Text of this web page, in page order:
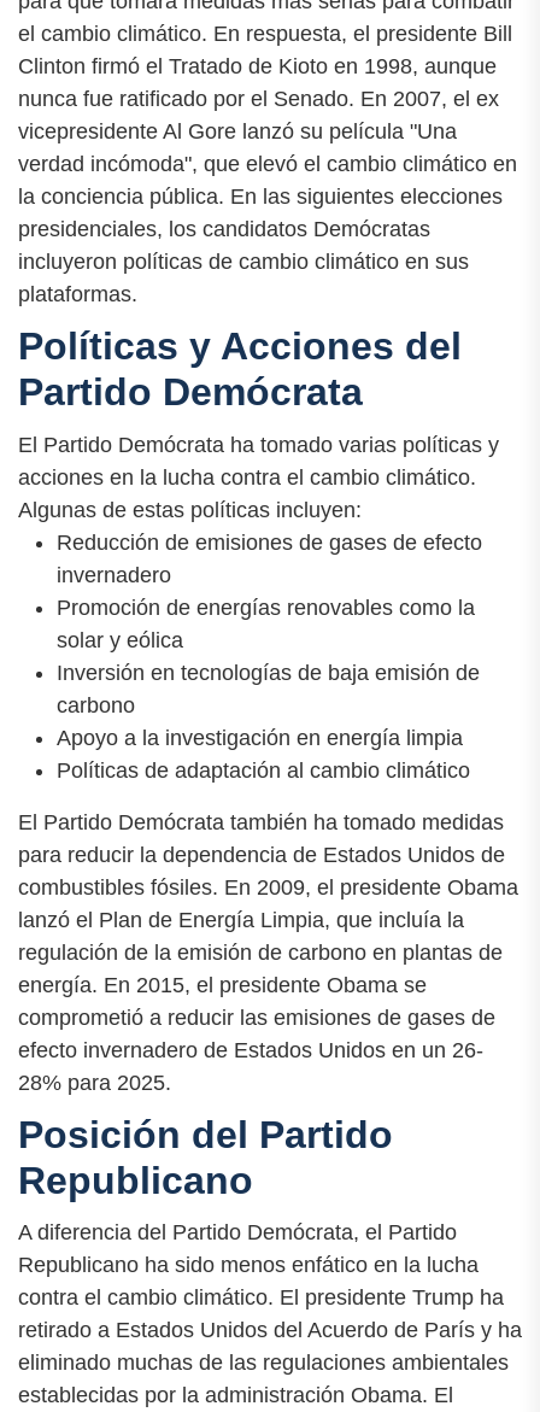
el cambio climático. En respuesta, el presidente Bill
Clinton firmó el Tratado de Kioto en 1998, aunque
nunca fue ratificado por el Senado. En 2007, el ex
vicepresidente Al Gore lanzó su película "Una
verdad incómoda", que elevó el cambio climático en
la conciencia pública. En las siguientes elecciones
presidenciales, los candidatos Demócratas
incluyeron políticas de cambio climático en sus
plataformas.
Políticas y Acciones del
Partido Demócrata
El Partido Demócrata ha tomado varias políticas y
acciones en la lucha contra el cambio climático.
Algunas de estas políticas incluyen:
Reducción de emisiones de gases de efecto
invernadero
Promoción de energías renovables como la
solar y eólica
Inversión en tecnologías de baja emisión de
carbono
Apoyo a la investigación en energía limpia
Políticas de adaptación al cambio climático
El Partido Demócrata también ha tomado medidas
para reducir la dependencia de Estados Unidos de
combustibles fósiles. En 2009, el presidente Obama
lanzó el Plan de Energía Limpia, que incluía la
regulación de la emisión de carbono en plantas de
energía. En 2015, el presidente Obama se
comprometió a reducir las emisiones de gases de
efecto invernadero de Estados Unidos en un 26-
28% para 2025.
Posición del Partido
Republicano
A diferencia del Partido Demócrata, el Partido
Republicano ha sido menos enfático en la lucha
contra el cambio climático. El presidente Trump ha
retirado a Estados Unidos del Acuerdo de París y ha
eliminado muchas de las regulaciones ambientales
establecidas por la administración Obama. El